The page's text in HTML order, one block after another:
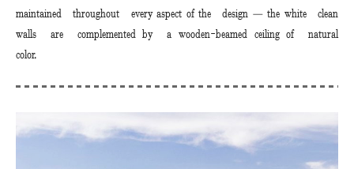
maintained throughout every aspect of the design — the white clean
walls are complemented by a wooden-beamed ceiling of natural
color.